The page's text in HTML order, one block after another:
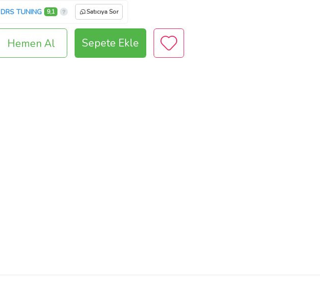
DRS TUNING 9,1 Satıcıya Sor
Hemen Al Sepete Ekle